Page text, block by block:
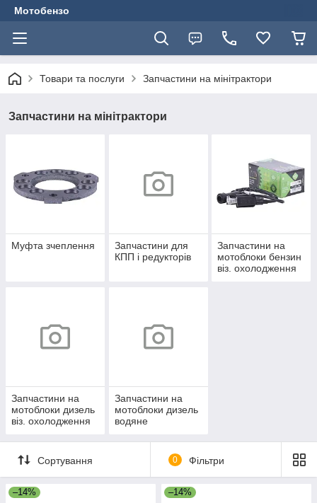
Мотобензо
Товари та послуги Запчастини на мінітрактори
Запчастини на мінітрактори
Муфта зчеплення
Запчастини для
КПП і редукторів
Запчастини на
мотоблоки бензин
віз. охолодження
Запчастини на
мотоблоки дизель
віз. охолодження
Запчастини на
мотоблоки дизель
водяне
Сортування 0 Фільтри
–14% –14%